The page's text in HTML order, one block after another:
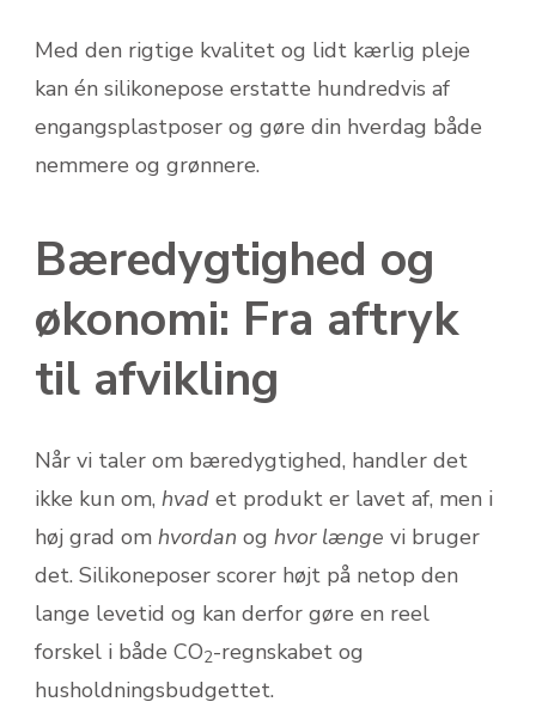
Med den rigtige kvalitet og lidt kærlig pleje
kan én silikonepose erstatte hundredvis af
engangsplastposer og gøre din hverdag både
nemmere og grønnere.
Bæredygtighed og
økonomi: Fra aftryk
til afvikling
Når vi taler om bæredygtighed, handler det
ikke kun om, hvad et produkt er lavet af, men i
høj grad om hvordan og hvor længe vi bruger
det. Silikoneposer scorer højt på netop den
lange levetid og kan derfor gøre en reel
forskel i både CO2-regnskabet og
husholdningsbudgettet.